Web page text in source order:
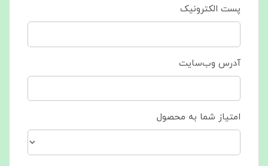
پست الکترونیک
آدرس وب‌سایت
امتیاز شما به محصول